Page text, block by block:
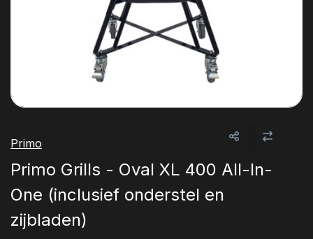
Primo
Primo Grills - Oval XL 400 All-In-
One (inclusief onderstel en
zijbladen)